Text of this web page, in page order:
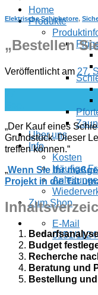
Home
Produkte
Zaun
Über uns
Info
Kosten
Häufige
Zum Shop
E-Mail
0151/
Elektrische Schiebetore,
„Bestellen
Veröffentlicht am 27.
„Der Kauf eines
Grundstück. Dieser
treffen können.“
„Wenn Sie Ihr
Projekt in die Tat
Budget
Recherche
Beratung und
Bestellung